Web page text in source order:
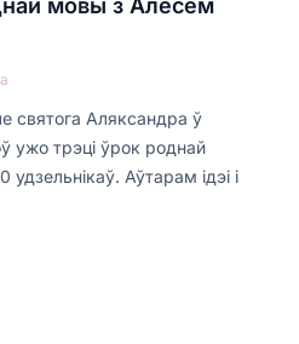
мовы з Алесем
святога Аляксандра ў
ужо трэці ўрок роднай
Аўтарам ідэі і